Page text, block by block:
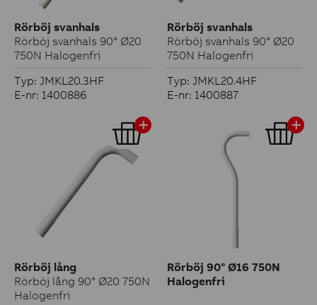
Rörböj svanhals
Rörböj svanhals 90° Ø20
750N Halogenfri
Typ: JMKL20.3HF
E-nr: 1400886
Rörböj svanhals
Rörböj svanhals 90° Ø20
750N Halogenfri
Typ: JMKL20.4HF
E-nr: 1400887
Rörböj lång
Rörböj lång 90° Ø20 750N
Halogenfri
Rörböj 90° Ø16 750N
Halogenfri